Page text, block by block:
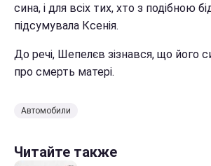
сина, і для всіх тих, хто з подібною
підсумувала Ксенія.
До речі, Шепелєв зізнався, що його
про смерть матері.
Автомобили
Читайте также